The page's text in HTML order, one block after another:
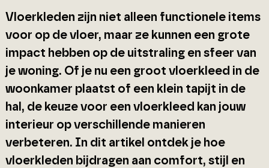
Vloerkleden zijn niet alleen functionele items
voor op de vloer, maar ze kunnen een grote
impact hebben op de uitstraling en sfeer van
je woning. Of je nu een groot vloerkleed in de
woonkamer plaatst of een klein tapijt in de
hal, de keuze voor een vloerkleed kan jouw
interieur op verschillende manieren
verbeteren. In dit artikel ontdek je hoe
vloerkleden bijdragen aan comfort, stijl en